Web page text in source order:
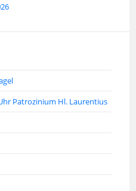
Patrozinium Hl. Laurentius